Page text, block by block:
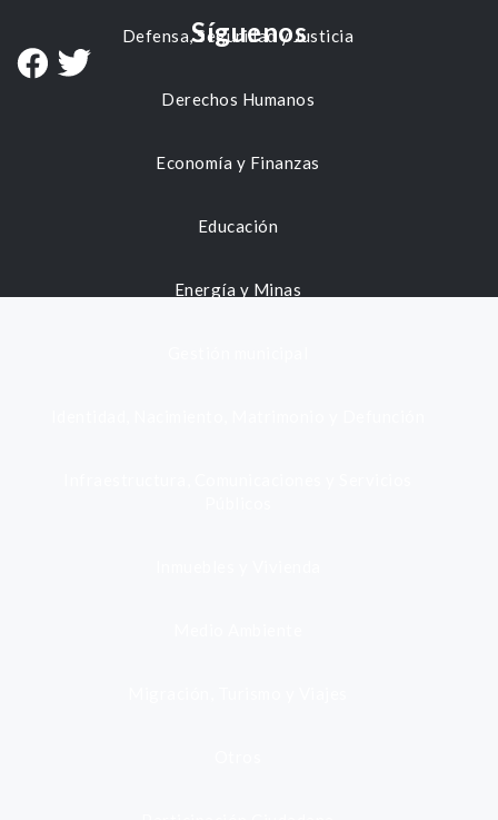
Defensa, Seguridad y Justicia
Derechos Humanos
Economía y Finanzas
Educación
Energía y Minas
Síguenos